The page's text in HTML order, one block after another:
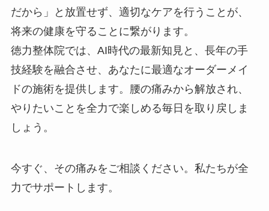
だから」と放置せず、適切なケアを行うことが、
将来の健康を守ることに繋がります。
徳力整体院では、AI時代の最新知見と、長年の手
技経験を融合させ、あなたに最適なオーダーメイ
ドの施術を提供します。腰の痛みから解放され、
やりたいことを全力で楽しめる毎日を取り戻しま
しょう。
今すぐ、その痛みをご相談ください。私たちが全
力でサポートします。